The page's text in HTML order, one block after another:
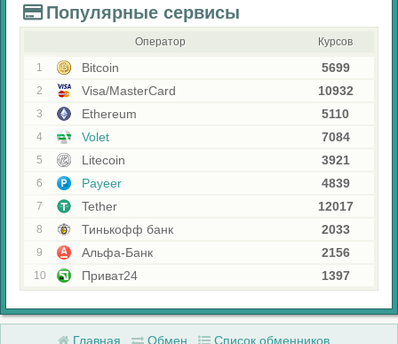
Популярные сервисы
Оператор Курсов
1 Bitcoin 5699
2 Visa/MasterCard 10932
3 Ethereum 5110
4 Volet 7084
5 Litecoin 3921
6 Payeer 4839
7 Tether 12017
8 Тинькофф банк 2033
9 Альфа-Банк 2156
10 Приват24 1397
Главная Обмен Список обменников